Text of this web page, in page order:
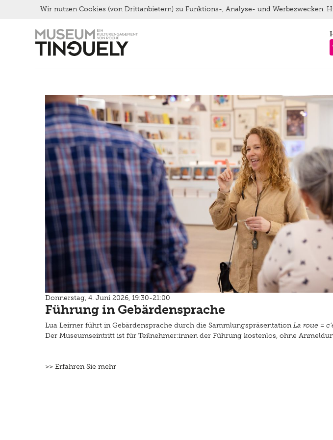
Hauptnavigation
Donnerstag, 4. Juni 2026, 19:30-21:00
Führung in Gebärdensprache
Lua Leirner führt in Gebärdensprache durch die SammlungspräsentationLa roue =
Der Museumseintritt ist für Teilnehmer:innen der Führung kostenlos, ohne
>> Erfahren Sie mehr
Wir nutzen Cookies (von Drittanbietern) zu Funktions-, Analyse- und Werbezwecken.